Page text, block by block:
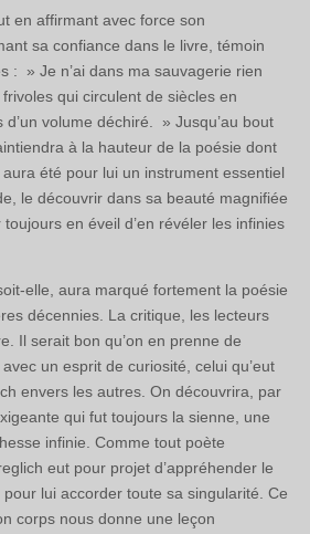
en affirmant avec force son
sa confiance dans le livre, témoin
: » Je n’ai dans ma sauvagerie rien
qui circulent de siècles en
volume déchiré. » Jusqu’au bout
à la hauteur de la poésie dont
été pour lui un instrument essentiel
le découvrir dans sa beauté magnifiée
en éveil d’en révéler les infinies
elle, aura marqué fortement la poésie
décennies. La critique, les lecteurs
Il serait bon qu’on en prenne de
un esprit de curiosité, celui qu’eut
envers les autres. On découvrira, par
qui fut toujours la sienne, une
infinie. Comme tout poète
eut pour projet d’appréhender le
lui accorder toute sa singularité. Ce
corps nous donne une leçon